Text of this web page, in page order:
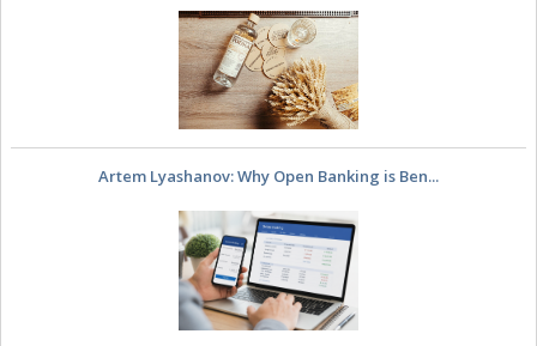
Artem Lyashanov: Why Open Banking is Ben...